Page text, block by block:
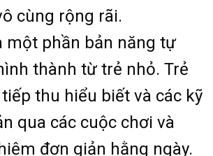
cùng rộng rãi.
một phần bản năng tự
thành từ trẻ nhỏ. Trẻ
thu hiểu biết và các kỹ
qua các cuộc chơi và
đơn giản hằng ngày.